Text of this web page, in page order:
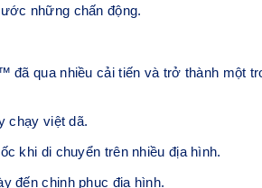
những chấn động.
đã qua nhiều cải tiến và trở thành một
chạy việt dã.
khi di chuyển trên nhiều địa hình.
đến chinh phục địa hình.